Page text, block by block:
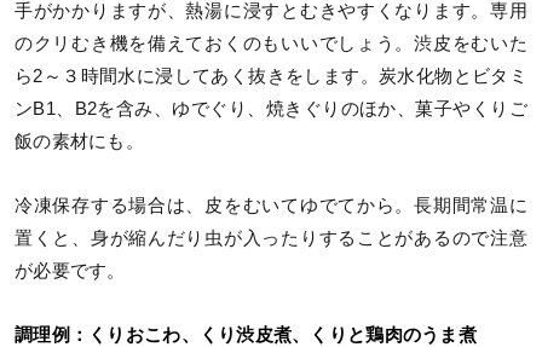
手がかかりますが、熱湯に浸すとむきやすくなります。専用
のクリむき機を備えておくのもいいでしょう。渋皮をむいた
ら2～３時間水に浸してあく抜きをします。炭水化物とビタミ
ンB1、B2を含み、ゆでぐり、焼きぐりのほか、菓子やくりご
飯の素材にも。
冷凍保存する場合は、皮をむいてゆでてから。長期間常温に
置くと、身が縮んだり虫が入ったりすることがあるので注意
が必要です。
調理例：くりおこわ、くり渋皮煮、くりと鶏肉のうま煮